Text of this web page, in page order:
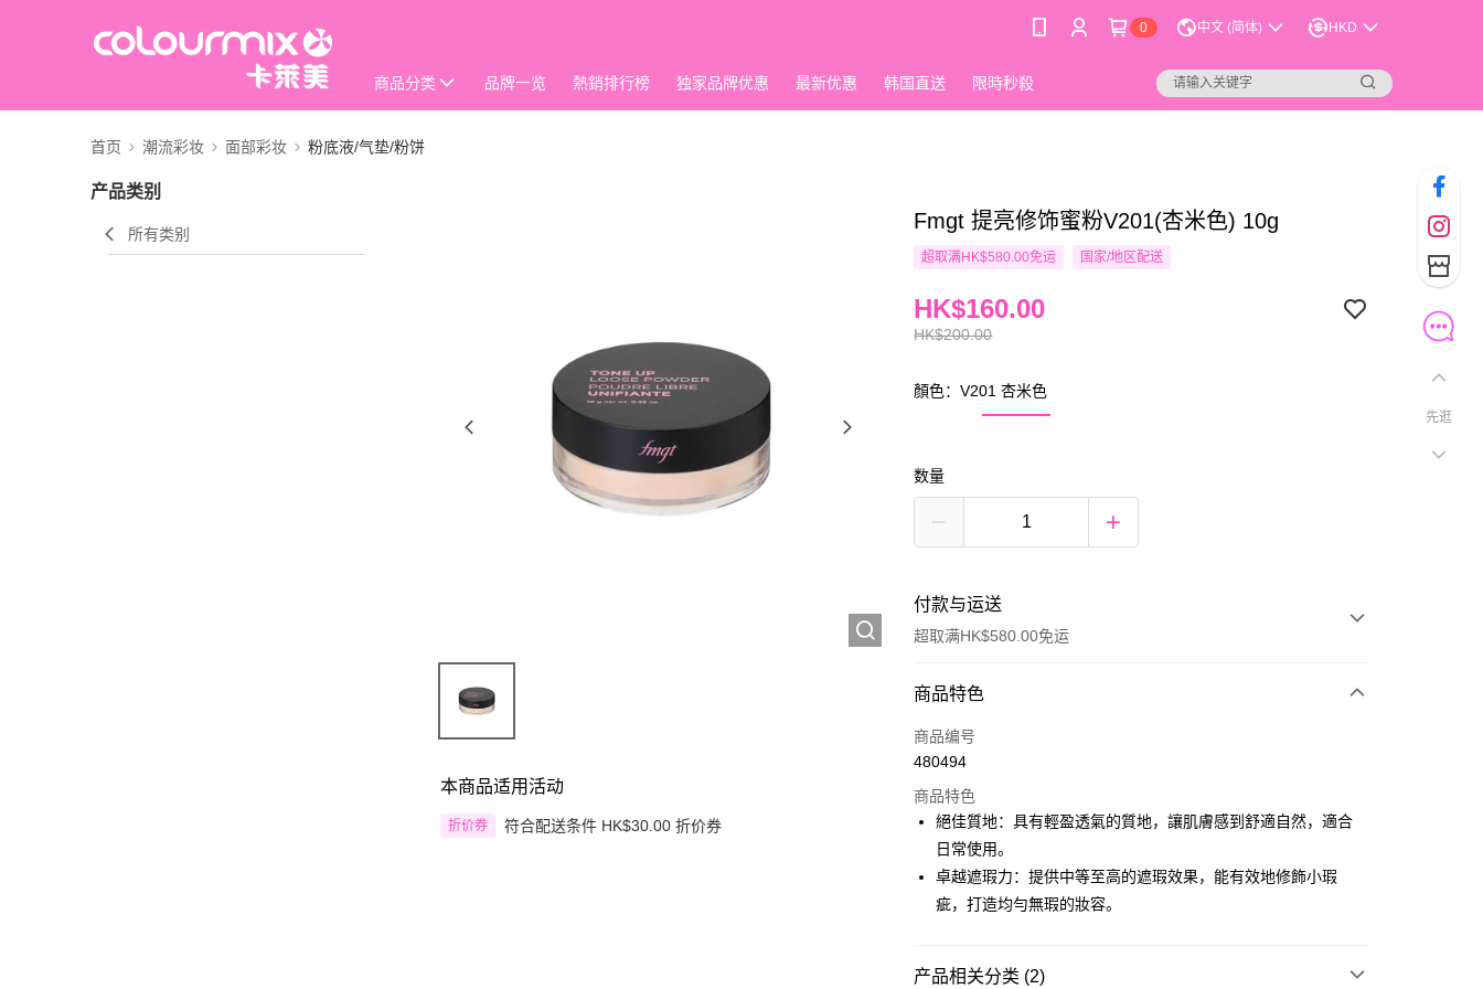
0 中文 (简体) HKD
商品分类 品牌一览 熱銷排行榜 独家品牌优惠 最新优惠 韩国直送 限時秒殺
首页 潮流彩妆 面部彩妆 粉底液/气垫/粉饼
产品类别
所有类别
本商品适用活动
折价券 符合配送条件 HK$30.00 折价券
Fmgt 提亮修饰蜜粉V201(杏米色) 10g
超取满HK$580.00免运 国家/地区配送
HK$200.00
HK$160.00
顏色：V201 杏米色
数量
付款与运送
超取满HK$580.00免运
付款方式
信用卡
Google Pay
AlipayHK
PayMe
其他转移资金的方式
商品特色
商品编号
480494
商品特色
絕佳質地：具有輕盈透氣的質地，讓肌膚感到舒適自然，適合
日常使用。
卓越遮瑕力：提供中等至高的遮瑕效果，能有效地修飾小瑕
疵，打造均勻無瑕的妝容。
产品相关分类 (2)
先逛